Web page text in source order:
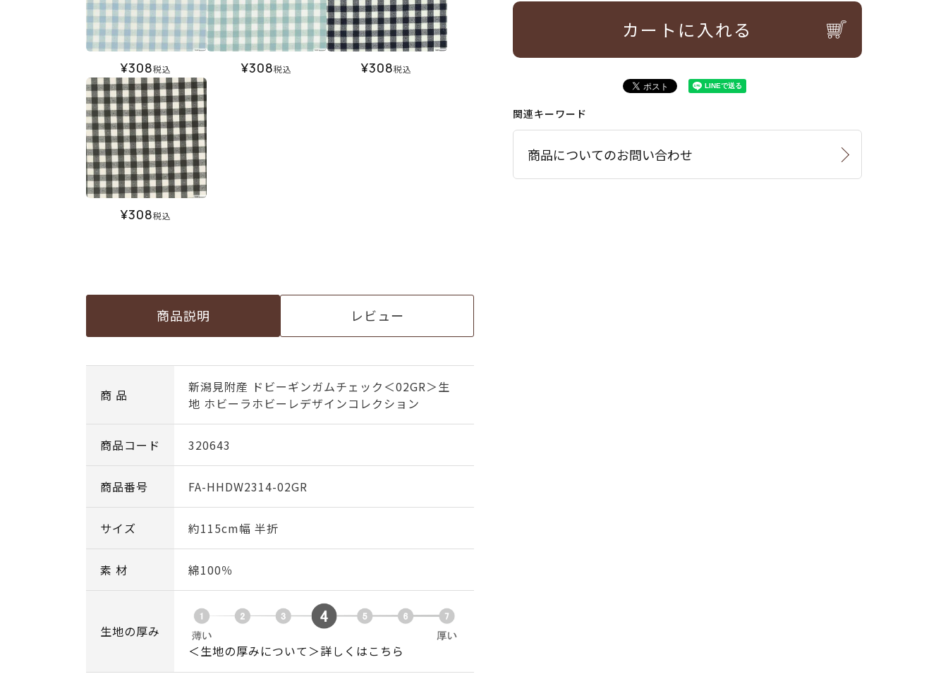
¥308税込 ¥308税込 ¥308税込
¥308税込
商品説明 レビュー
商 品
新潟見附産 ドビーギンガムチェック＜02GR＞生
地 ホビーラホビーレデザインコレクション
商品コード 320643
商品番号 FA-HHDW2314-02GR
サイズ 約115cm幅 半折
素 材 綿100％
生地の厚み
＜生地の厚みについて＞詳しくはこちら
カートに入れる
関連キーワード
商品についてのお問い合わせ